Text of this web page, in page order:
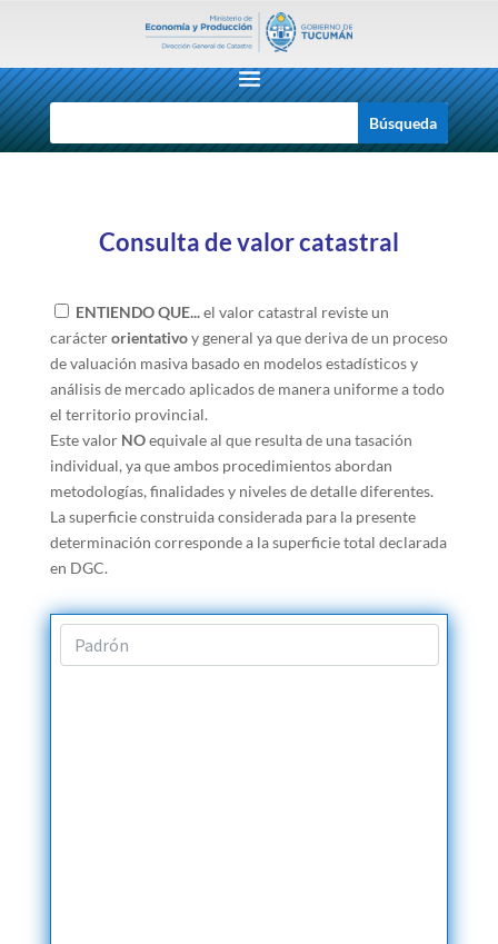
Consulta de valor catastral
ENTIENDO QUE...el valor catastral reviste un
carácterorientativoy general ya que deriva de un proceso
de valuación masiva basado en modelos estadísticos y
análisis de mercado aplicados de manera uniforme a todo
el territorio provincial.
Este valor NOequivale al que resulta de una tasación
individual, ya que ambos procedimientos abordan
metodologías, finalidades y niveles de detalle diferentes.
La superficie construida considerada para la presente
determinación corresponde a la superficie total declarada
en DGC.